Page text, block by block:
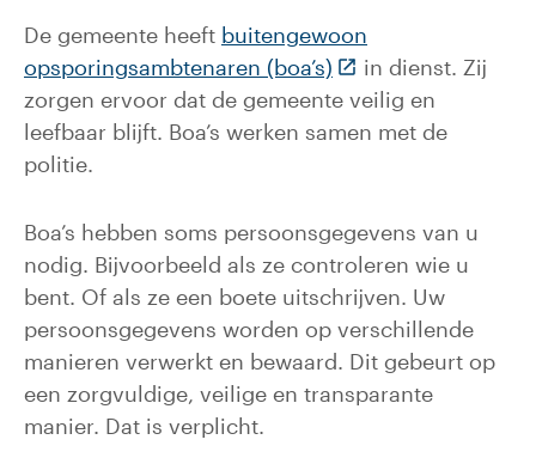
De gemeente heeft buitengewoon
opsporingsambtenaren (boa’s) (Deze link gaat
in dienst. Zij
zorgen ervoor dat de gemeente veilig en
leefbaar blijft. Boa’s werken samen met de
politie.
Boa’s hebben soms persoonsgegevens van u
nodig. Bijvoorbeeld als ze controleren wie u
bent. Of als ze een boete uitschrijven. Uw
persoonsgegevens worden op verschillende
manieren verwerkt en bewaard. Dit gebeurt op
een zorgvuldige, veilige en transparante
manier. Dat is verplicht.